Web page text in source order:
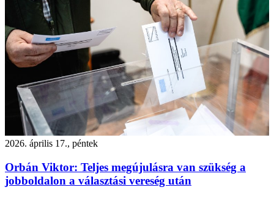
2026. április 17., péntek
Orbán Viktor: Teljes megújulásra van szükség a
jobboldalon a választási vereség után